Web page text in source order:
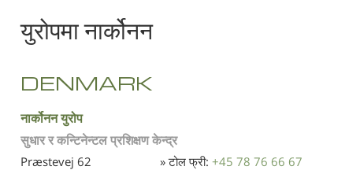
युरोपमा नार्कोनन
DENMARK
नार्कोनन युरोप
सुधार र कन्टिनेन्टल प्रशिक्षण केन्द्र
Præstevej 62
» टोल फ्री: +45 78 76 66 67